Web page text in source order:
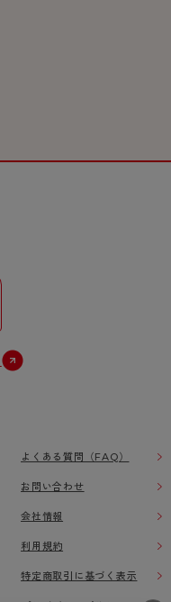
よくある質問（FAQ）
お問い合わせ
会社情報
利用規約
特定商取引に基づく表示